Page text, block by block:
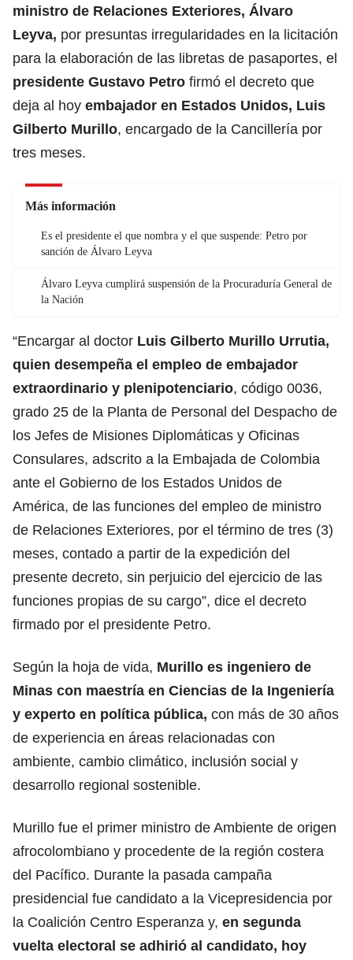
ministro de Relaciones Exteriores, Álvaro
Leyva, por presuntas irregularidades en la licitación
para la elaboración de las libretas de pasaportes, el
presidente Gustavo Petro firmó el decreto que
deja al hoy embajador en Estados Unidos, Luis
Gilberto Murillo, encargado de la Cancillería por
tres meses.
Más información
Es el presidente el que nombra y el que suspende: Petro por
sanción de Álvaro Leyva
Álvaro Leyva cumplirá suspensión de la Procuraduría General de
la Nación
“Encargar al doctor Luis Gilberto Murillo Urrutia,
quien desempeña el empleo de embajador
extraordinario y plenipotenciario, código 0036,
grado 25 de la Planta de Personal del Despacho de
los Jefes de Misiones Diplomáticas y Oficinas
Consulares, adscrito a la Embajada de Colombia
ante el Gobierno de los Estados Unidos de
América, de las funciones del empleo de ministro
de Relaciones Exteriores, por el término de tres (3)
meses, contado a partir de la expedición del
presente decreto, sin perjuicio del ejercicio de las
funciones propias de su cargo”, dice el decreto
firmado por el presidente Petro.
Según la hoja de vida, Murillo es ingeniero de
Minas con maestría en Ciencias de la Ingeniería
y experto en política pública, con más de 30 años
de experiencia en áreas relacionadas con
ambiente, cambio climático, inclusión social y
desarrollo regional sostenible.
Murillo fue el primer ministro de Ambiente de origen
afrocolombiano y procedente de la región costera
del Pacífico. Durante la pasada campaña
presidencial fue candidato a la Vicepresidencia por
la Coalición Centro Esperanza y, en segunda
vuelta electoral se adhirió al candidato, hoy